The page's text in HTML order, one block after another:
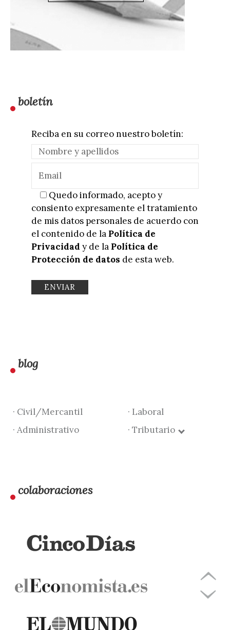
boletín
Reciba en su correo nuestro boletín:
Quedo informado, acepto y
consiento expresamente el tratamiento
de mis datos personales de acuerdo con
el contenido de la Política de
Privacidad y de la Política de
Protección de datos de esta web.
blog
· Civil/Mercantil
· Laboral
· Administrativo
· Tributario
colaboraciones